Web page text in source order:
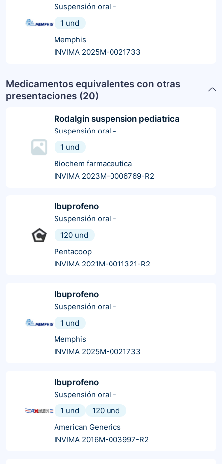
Suspensión oral -
1 und
Memphis
INVIMA 2025M-0021733
Medicamentos equivalentes con otras
presentaciones (20)
Rodalgin suspension pediatrica
Suspensión oral -
1 und
Biochem farmaceutica
INVIMA 2023M-0006769-R2
Ibuprofeno
Suspensión oral -
120 und
Pentacoop
INVIMA 2021M-0011321-R2
Ibuprofeno
Suspensión oral -
1 und
Memphis
INVIMA 2025M-0021733
Ibuprofeno
Suspensión oral -
1 und
120 und
American Generics
INVIMA 2016M-003997-R2